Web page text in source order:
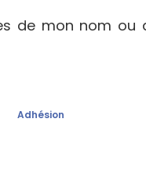
de mon nom ou
Adhésion